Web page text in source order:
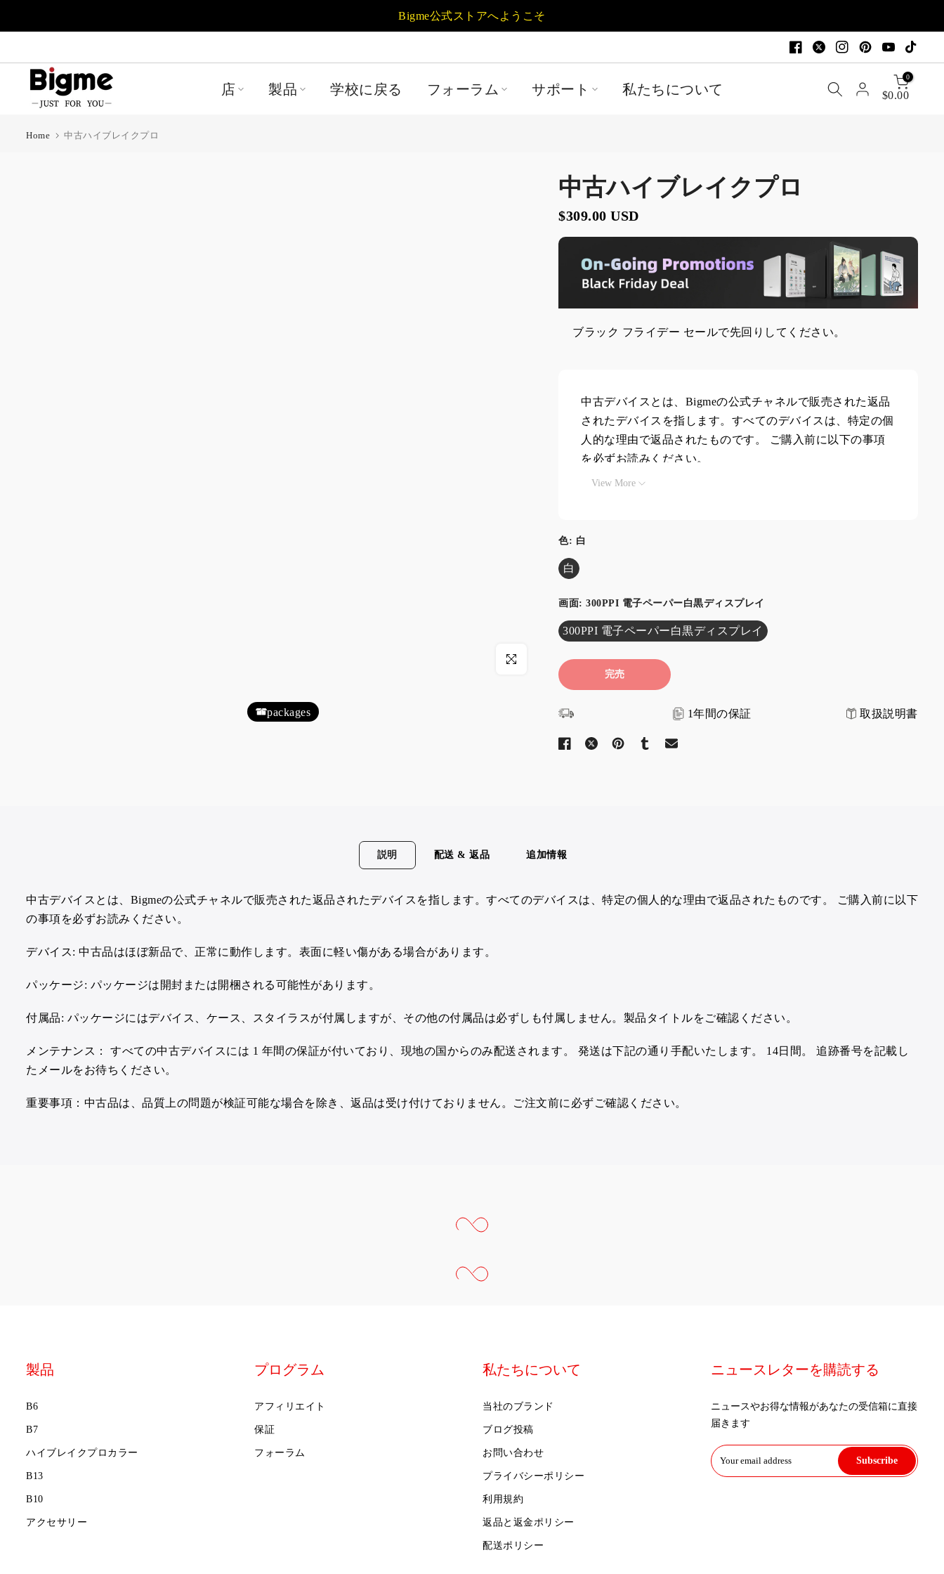
to
Bigme公式ストアへようこそ
店 製品 学校に戻る フォーラム サポート 私たちについて
0
$0.00
Home 中古ハイブレイクプロ
Click to enlarge
packages
中古ハイブレイクプロ
$309.00 USD
ブラック フライデー セールで先回りしてください。
中古デバイスとは、Bigmeの公式チャネルで販売された返品
されたデバイスを指します。すべてのデバイスは、特定の個
人的な理由で返品されたものです。
ご購入前に以下の事項
を必ずお読みください。
パッケージ:
パッケージにはデバイス、ケース、スタイラスが付
タイトルをご確認ください。
メンテナンス：
すべての中古デバイスには 1 年間の保証が
付いており、現地の国からのみ配送されます。
の通り手配いたします。
ルをお待ちください。
View More
色: 白
白
画面:300PPI 電子ペーパー白黒ディスプレイ
300PPI 電子ペーパー白黒ディスプレイ
完売
1年間の保証 取扱説明書
説明 配送 & 返品 追加情報
中古デバイスとは、Bigmeの公式チャネルで販売された返品されたデバイスを指します。すべてのデバイスは、特定の個人的な理由で返品されたものです。
ご購入前に以下
の事項を必ずお読みください。
デバイス: 中古品はほぼ新品で、正常に動作します。表面に軽い傷がある場合があります。
パッケージ: パッケージは開封または開梱される可能性があります。
付属品: パッケージにはデバイス、ケース、スタイラスが付属しますが、その他の付属品は必ずしも付属しません。製品タイトルをご確認ください。
メンテナンス： すべての中古デバイスには 1 年間の保証が付いており、現地の国からのみ配送されます。 発送は下記の通り手配いたします。 14日間。
追跡番号を記載し
たメールをお待ちください。
重要事項：中古品は、品質上の問題が検証可能な場合を除き、返品は受け付けておりません。ご注文前に必ずご確認ください。
製品
B6
B7
ハイブレイクプロカラー
B13
B10
アクセサリー
プログラム
アフィリエイト
保証
フォーラム
私たちについて
当社のブランド
ブログ投稿
お問い合わせ
プライバシーポリシー
利用規約
返品と返金ポリシー
配送ポリシー
ニュースレターを購読する
ニュースやお得な情報があなたの受信箱に直接
届きます
Subscribe